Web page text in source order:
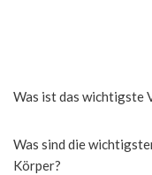
Was ist das wichtigste
Was sind die
Körper?